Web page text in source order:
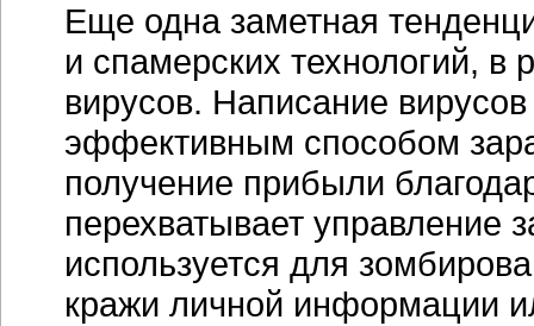
Еще одна заметная
и спамерских технологий, в
вирусов. Написание
эффективным способом
получение прибыли
перехватывает
используется для
кражи личной информации